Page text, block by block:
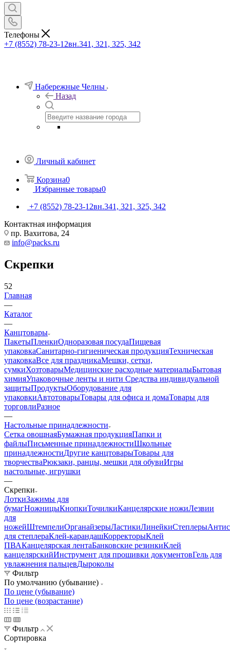
Телефоны
+7 (8552) 78-23-12вн.341, 321, 325, 342
Набережные Челны
Назад
Личный кабинет
Корзина0
Избранные товары0
+7 (8552) 78-23-12вн.341, 321, 325, 342
Контактная информация
пр. Вахитова, 24
info@packs.ru
Скрепки
52
Главная
—
Каталог
—
Канцтовары
ПакетыПленкиОдноразовая посудаПищевая
упаковкаСанитарно-гигиеническая продукцияТехническая
упаковкаВсе для праздникаМешки, сетки,
сумкиХозтоварыМедицинские расходные материалыБытовая
химияУпаковочные ленты и нити Средства индивидуальной
защитыПродуктыОборудование для
упаковкиАвтотоварыТовары для офиса и домаТовары для
торговлиРазное
—
Настольные принадлежности
Сетка овощнаяБумажная продукцияПапки и
файлыПисьменные принадлежностиШкольные
принадлежностиДругие канцтоварыТовары для
творчестваРюкзаки, ранцы, мешки для обувиИгры
настольные, игрушки
—
Скрепки
ЛоткиЗажимы для
бумагНожницыКнопкиТочилкиКанцелярские ножиЛезвии
для
ножейШтемпелиОрганайзерыЛастикиЛинейкиСтеплеры
для степлераКлей-карандашКорректорыКлей
ПВАКанцелярская лентаБанковские резинкиКлей
канцелярскийИнструмент для прошивки документовГель для
увлажнения пальцевДыроколы
Фильтр
По умолчанию (убывание)
По цене (убывание)
По цене (возрастание)
Фильтр
Сортировка